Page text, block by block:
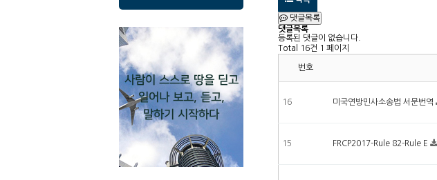
댓글목록
댓글목록
등록된 댓글이 없습니다.
Total 16건 1 페이지
번호
16 미국연방민사소송법 서문번역
15 FRCP2017-Rule 82-Rule E
사람이 스스로 땅을 딛고
일어나 보고, 듣고,
말하기 시작하다